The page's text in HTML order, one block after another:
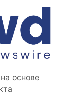
основе